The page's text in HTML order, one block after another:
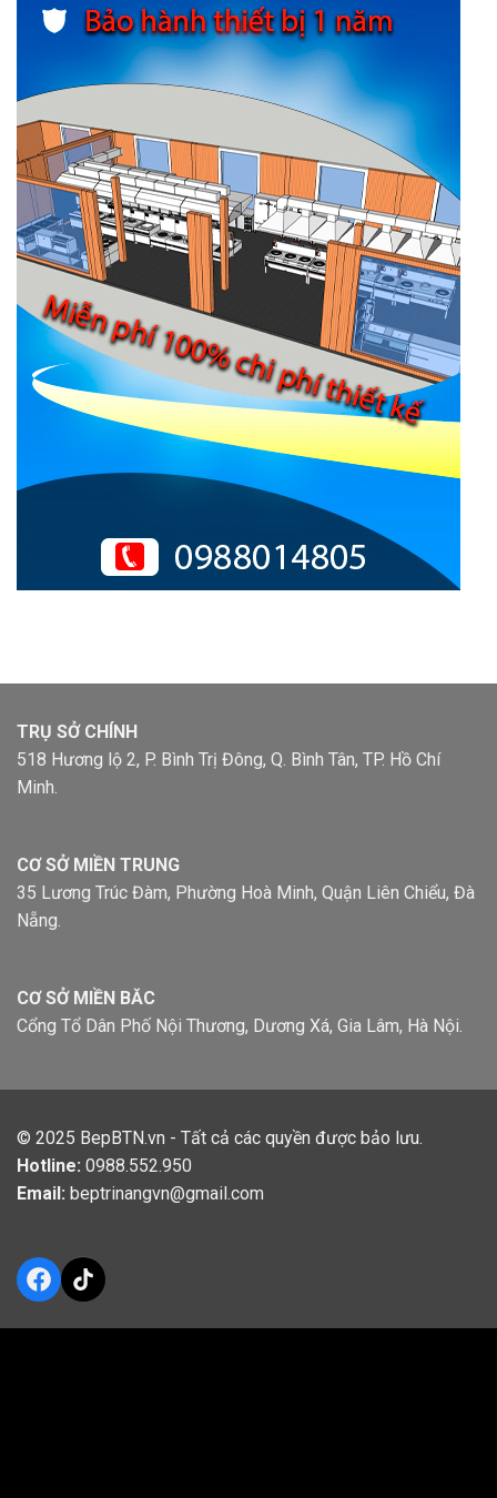
TRỤ SỞ CHÍNH
518 Hương lộ 2, P. Bình Trị Đông, Q. Bình Tân, TP. Hồ Chí
Minh.
CƠ SỞ MIỀN TRUNG
35 Lương Trúc Đàm, Phường Hoà Minh, Quận Liên Chiểu, Đà
Nẵng.
CƠ SỞ MIỀN BĂC
Cổng Tổ Dân Phố Nội Thương, Dương Xá, Gia Lâm, Hà Nội.
© 2025 BepBTN.vn - Tất cả các quyền được bảo lưu.
Hotline: 0988.552.950
Email: beptrinangvn@gmail.com
Facebook
TikTok